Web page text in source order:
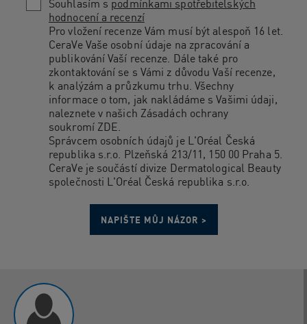
Souhlasím s podmínkami spotřebitelských
hodnocení a recenzí
Pro vložení recenze Vám musí být alespoň 16 let.
CeraVe Vaše osobní údaje na zpracování a
publikování Vaší recenze. Dále také pro
zkontaktování se s Vámi z důvodu Vaší recenze,
k analýzám a průzkumu trhu. Všechny
informace o tom, jak nakládáme s Vašimi údaji,
naleznete v našich Zásadách ochrany
soukromí ZDE.
Správcem osobních údajů je L'Oréal Česká
republika s.r.o. Plzeňská 213/11, 150 00 Praha 5.
CeraVe je součástí divize Dermatological Beauty
společnosti L'Oréal Česká republika s.r.o.